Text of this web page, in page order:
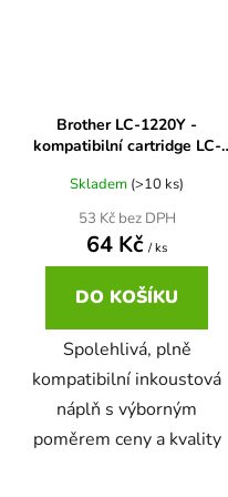
DCP-7057E
DCP-7060
DCP-7060D
DCP-7060N
DCP-7065
Brother DCP-395CN
Brother DCP-535CN
Brother DCP-540CN
Brother DCP-560CN
Brother DCP-585CW
Brother LC-1220Y -
kompatibilní cartridge LC-
Skladem (>10 ks)
53 Kč bez DPH
64 Kč / ks
DO KOŠÍKU
Spolehlivá, plně
kompatibilní inkoustová
náplň s výborným
poměrem ceny a kvality